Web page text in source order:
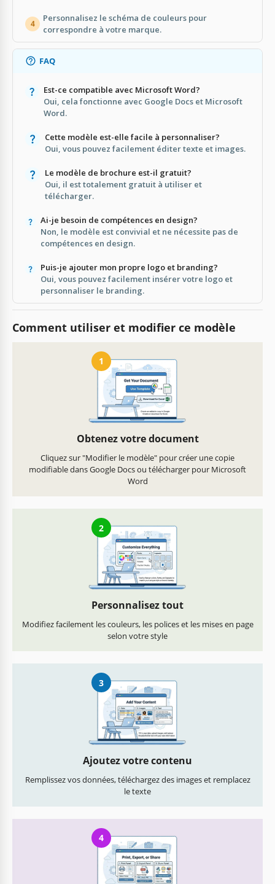
4
Personnalisez le schéma de couleurs pour
correspondre à votre marque.
FAQ
Est-ce compatible avec Microsoft Word?
Oui, cela fonctionne avec Google Docs et Microsoft
Word.
Cette modèle est-elle facile à personnaliser?
Oui, vous pouvez facilement éditer texte et images.
Le modèle de brochure est-il gratuit?
Oui, il est totalement gratuit à utiliser et
télécharger.
Ai-je besoin de compétences en design?
Non, le modèle est convivial et ne nécessite pas de
compétences en design.
Puis-je ajouter mon propre logo et branding?
Oui, vous pouvez facilement insérer votre logo et
personnaliser le branding.
Comment utiliser et modifier ce modèle
1
Obtenez votre document
Cliquez sur "Modifier le modèle" pour créer une copie
modifiable dans Google Docs ou télécharger pour Microsoft
Word
2
Personnalisez tout
Modifiez facilement les couleurs, les polices et les mises en page
selon votre style
3
Ajoutez votre contenu
Remplissez vos données, téléchargez des images et remplacez
le texte
4